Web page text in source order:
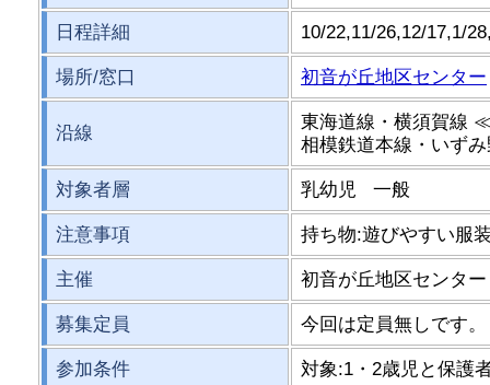
日程詳細 10/22,11/26,12/17,1/
場所/窓口 初音が丘地区センター
沿線
東海道線・横須賀線
相模鉄道本線・いず
対象者層 乳幼児 一般
注意事項 持ち物:遊びやすい服
主催 初音が丘地区センター
募集定員 今回は定員無しです。
参加条件 対象:1・2歳児と保護